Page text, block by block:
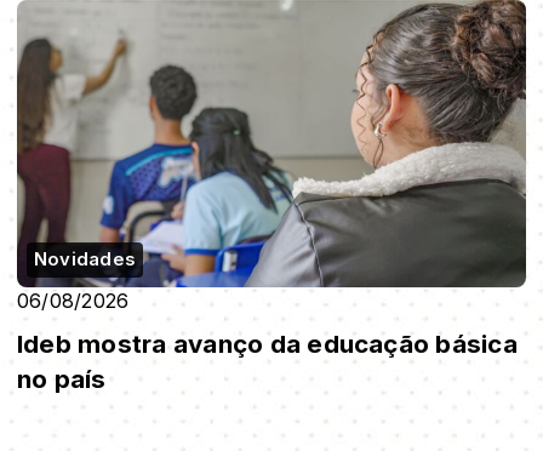
Novidades
06/08/2026
Ideb mostra avanço da educação básica
no país